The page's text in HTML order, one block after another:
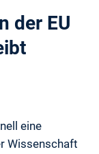
der EU
eine
Wissenschaft